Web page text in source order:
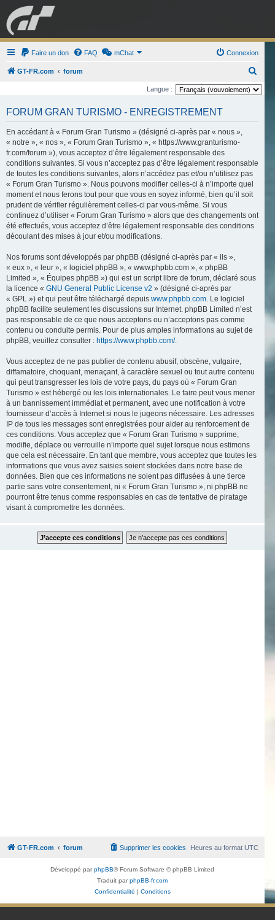
GRAN TURISMO FORUM
BOUTIQUE
Faire un don FAQ mChat Connexion
GT-FR.com forum
e
Langue :
FORUM GRAN TURISMO - ENREGISTREMENT
En accédant à « Forum Gran Turismo » (désigné ci-après par « nous »,
« notre », « nos », « Forum Gran Turismo », « https://www.granturismo-
fr.com/forum »), vous acceptez d’être légalement responsable des
conditions suivantes. Si vous n’acceptez pas d’être légalement responsable
de toutes les conditions suivantes, alors n’accédez pas et/ou n’utilisez pas
« Forum Gran Turismo ». Nous pouvons modifier celles-ci à n’importe quel
moment et nous ferons tout pour que vous en soyez informé, bien qu’il soit
prudent de vérifier régulièrement celles-ci par vous-même. Si vous
continuez d’utiliser « Forum Gran Turismo » alors que des changements ont
été effectués, vous acceptez d’être légalement responsable des conditions
découlant des mises à jour et/ou modifications.
Nos forums sont développés par phpBB (désigné ci-après par « ils »,
« eux », « leur », « logiciel phpBB », « www.phpbb.com », « phpBB
Limited », « Équipes phpBB ») qui est un script libre de forum, déclaré sous
la licence « GNU General Public License v2 » (désigné ci-après par
« GPL ») et qui peut être téléchargé depuis www.phpbb.com. Le logiciel
phpBB facilite seulement les discussions sur Internet. phpBB Limited n’est
pas responsable de ce que nous acceptons ou n’acceptons pas comme
contenu ou conduite permis. Pour de plus amples informations au sujet de
phpBB, veuillez consulter : https://www.phpbb.com/.
Vous acceptez de ne pas publier de contenu abusif, obscène, vulgaire,
diffamatoire, choquant, menaçant, à caractère sexuel ou tout autre contenu
qui peut transgresser les lois de votre pays, du pays où « Forum Gran
Turismo » est hébergé ou les lois internationales. Le faire peut vous mener
à un bannissement immédiat et permanent, avec une notification à votre
fournisseur d’accès à Internet si nous le jugeons nécessaire. Les adresses
IP de tous les messages sont enregistrées pour aider au renforcement de
ces conditions. Vous acceptez que « Forum Gran Turismo » supprime,
modifie, déplace ou verrouille n’importe quel sujet lorsque nous estimons
que cela est nécessaire. En tant que membre, vous acceptez que toutes les
informations que vous avez saisies soient stockées dans notre base de
données. Bien que ces informations ne soient pas diffusées à une tierce
partie sans votre consentement, ni « Forum Gran Turismo », ni phpBB ne
pourront être tenus comme responsables en cas de tentative de piratage
visant à compromettre les données.
GT-FR.com forum Heures au formatUTC
Supprimer les cookies
Développé parphpBB® Forum Software © phpBB Limited
Traduit parphpBB-fr.com
Confidentialité | Conditions